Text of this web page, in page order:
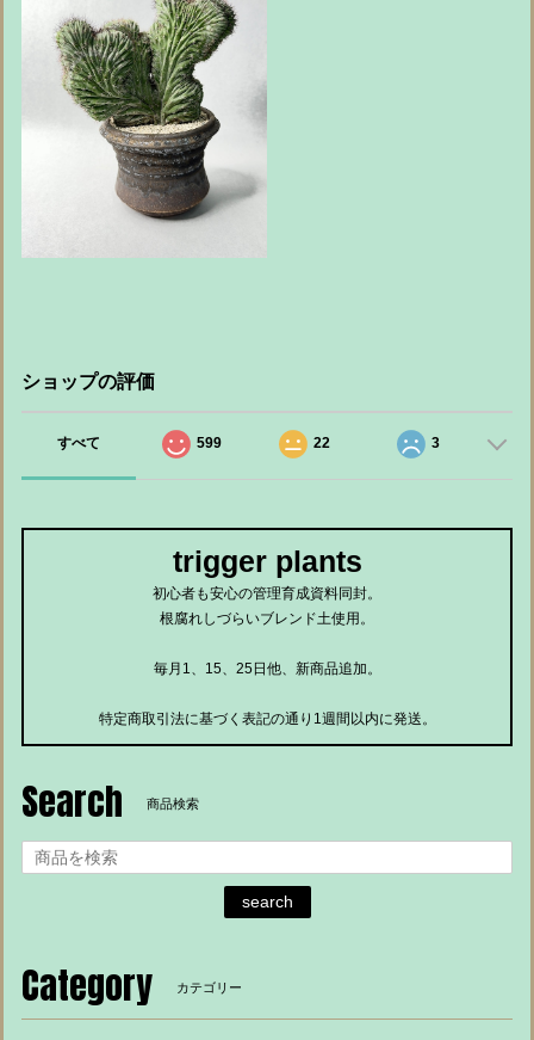
ショップの評価
すべて 599 22 3
trigger plants
初心者も安心の管理育成資料同封。
根腐れしづらいブレンド土使用。
毎月1、15、25日他、新商品追加。
特定商取引法に基づく表記の通り1週間以内に発送。
Search 商品検索
search
Category カテゴリー